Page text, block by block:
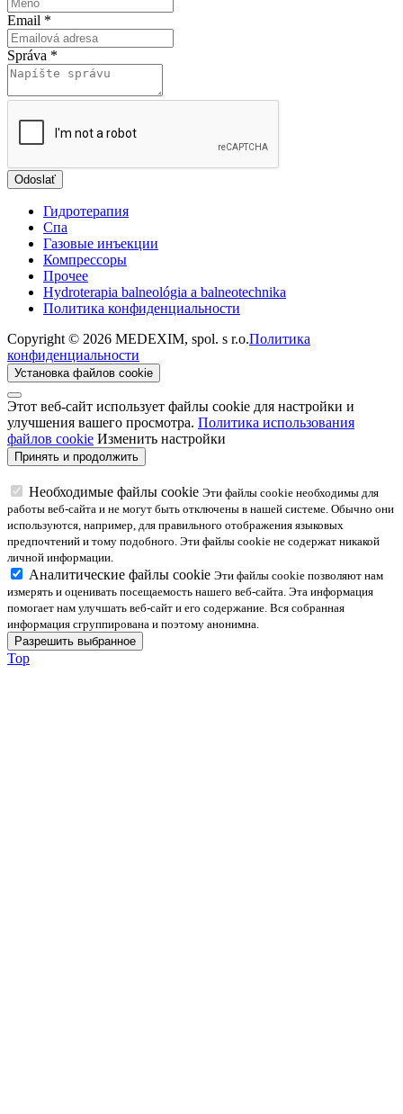
Email *
Správa *
Odoslať
Гидротерапия
Спа
Газовые инъекции
Компрессоры
Прочеe
Hydroterapia balneológia a balneotechnika
Политика конфиденциальности
Copyright © 2026 MEDEXIM, spol. s r.o.Политика
конфиденциальности
Установка файлов cookie
Этот веб-сайт использует файлы cookie для настройки и
улучшения вашего просмотра. Политика использования
файлов cookie Изменить настройки
Необходимые файлы cookie Эти файлы cookie необходимы для
работы веб-сайта и не могут быть отключены в нашей системе. Обычно они
используются, например, для правильного отображения языковых
предпочтений и тому подобного. Эти файлы cookie не содержат никакой
личной информации.
Аналитические файлы cookie Эти файлы cookie позволяют нам
измерять и оценивать посещаемость нашего веб-сайта. Эта информация
помогает нам улучшать веб-сайт и его содержание. Вся собранная
информация сгруппирована и поэтому анонимна.
Top